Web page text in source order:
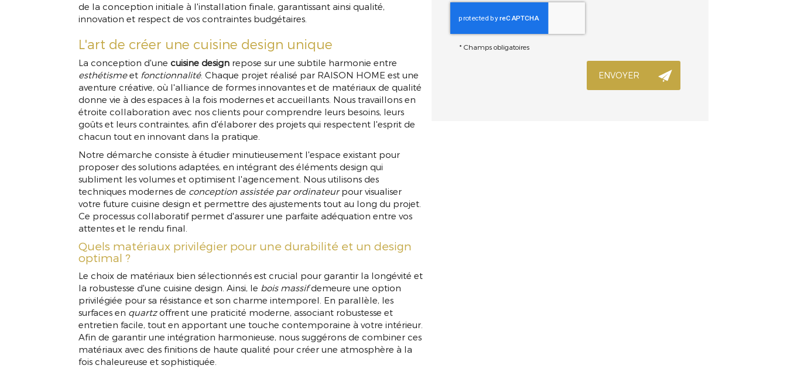
de la conception initiale à l'installation finale, garantissant ainsi qualité,
innovation et respect de vos contraintes budgétaires.
L'art de créer une cuisine design unique
La conception d'unecuisine design repose sur une subtile harmonie entre
esthétismeet fonctionnalité. Chaque projet réalisé par RAISON HOME est une
aventure créative, où l'alliance de formes innovantes et de matériaux de qualité
donne vie à des espaces à la fois modernes et accueillants. Nous travaillons en
étroite collaboration avec nos clients pour comprendre leurs besoins, leurs
goûts et leurs contraintes, afin d'élaborer des projets qui respectent l'esprit de
chacun tout en innovant dans la pratique.
Notre démarche consiste à étudier minutieusement l'espace existant pour
proposer des solutions adaptées, en intégrant des éléments design qui
subliment les volumes et optimisent l'agencement. Nous utilisons des
techniques modernes de conception assistée par ordinateurpour visualiser
votre future cuisine design et permettre des ajustements tout au long du projet.
Ce processus collaboratif permet d'assurer une parfaite adéquation entre vos
attentes et le rendu final.
Quels matériaux privilégier pour une durabilité et un design
optimal ?
Le choix de matériaux bien sélectionnés est crucial pour garantir la longévité et
la robustesse d'une cuisine design. Ainsi, le bois massifdemeure une option
privilégiée pour sa résistance et son charme intemporel. En parallèle, les
surfaces en quartzoffrent une praticité moderne, associant robustesse et
entretien facile, tout en apportant une touche contemporaine à votre intérieur.
Afin de garantir une intégration harmonieuse, nous suggérons de combiner ces
matériaux avec des finitions de haute qualité pour créer une atmosphère à la
fois chaleureuse et sophistiquée.
* Champs obligatoires